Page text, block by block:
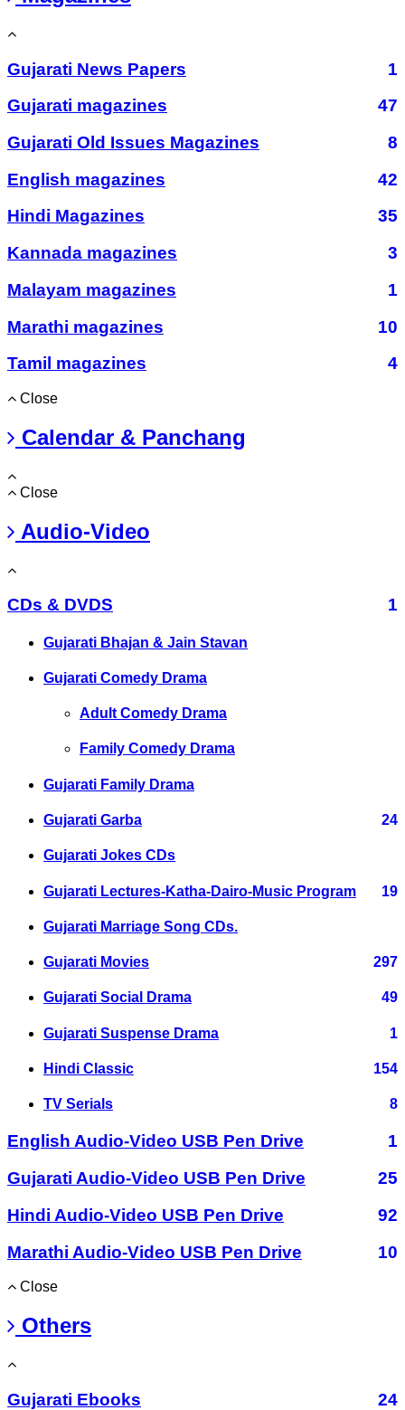
Gujarati News Papers
1
Gujarati magazines
47
Gujarati Old Issues Magazines
8
English magazines
42
Hindi Magazines
35
Kannada magazines
3
Malayam magazines
1
Marathi magazines
10
Tamil magazines
4
Close
Calendar & Panchang
Close
Audio-Video
CDs & DVDS 1
Gujarati Bhajan & Jain Stavan
Gujarati Comedy Drama
Adult Comedy Drama
Family Comedy Drama
Gujarati Family Drama
Gujarati Garba 24
Gujarati Jokes CDs
Gujarati Lectures-Katha-Dairo-Music Program 19
Gujarati Marriage Song CDs.
Gujarati Movies 297
Gujarati Social Drama 49
Gujarati Suspense Drama 1
Hindi Classic 154
TV Serials 8
English Audio-Video USB Pen Drive
1
Gujarati Audio-Video USB Pen Drive
25
Hindi Audio-Video USB Pen Drive
92
Marathi Audio-Video USB Pen Drive
10
Close
Others
Gujarati Ebooks
24